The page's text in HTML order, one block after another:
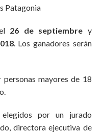
Patagonia
26 de septiembre y
. Los ganadores serán
mayores de 18
elegidos por un jurado
directora ejecutiva de